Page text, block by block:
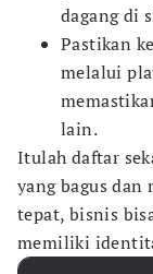
dagang di
Pastikan
melalui
lain.
Itulah daftar
yang bagus dan
tepat, bisnis
memiliki